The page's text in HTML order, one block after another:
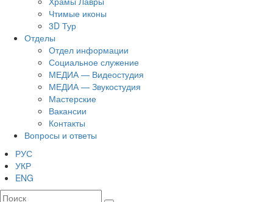
Чтимые иконы
3D Тур
Отделы
Отдел информации
Социальное служение
МЕДИА — Видеостудия
МЕДИА — Звукостудия
Мастерские
Вакансии
Контакты
Вопросы и ответы
РУС
УКР
ENG